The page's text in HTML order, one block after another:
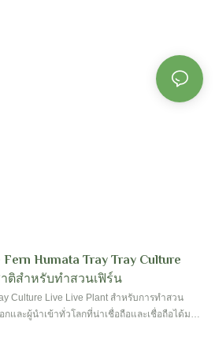
Humata Tray Tray Culture
ติสำหรับทำสวนเฟิร์น
Culture Live Live Plant สำหรับการทำสวน
และผู้นำเข้าทั่วโลกที่น่าเชื่อถือและเชื่อถือได้มาก